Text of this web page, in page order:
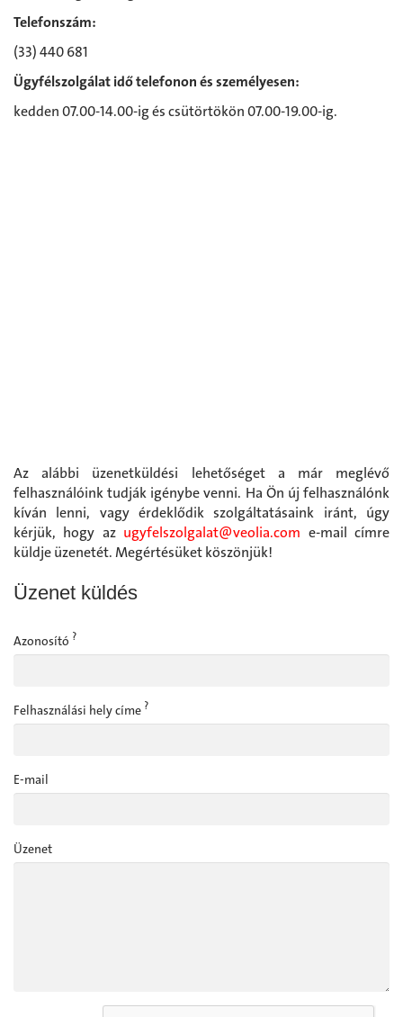
Telefonszám:
(33) 440 681
Ügyfélszolgálat idő telefonon és személyesen:
kedden 07.00-14.00-ig és csütörtökön 07.00-19.00-ig.
Az alábbi üzenetküldési lehetőséget a már meglévő
felhasználóink tudják igénybe venni. Ha Ön új felhasználónk
kíván lenni, vagy érdeklődik szolgáltatásaink iránt, úgy
kérjük, hogy az ugyfelszolgalat@veolia.com e-mail címre
küldje üzenetét. Megértésüket köszönjük!
Üzenet küldés
Azonosító ?
Felhasználási hely címe ?
E-mail
Üzenet